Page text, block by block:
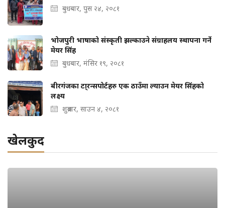
बुधबार, पुस २४, २०८१
भोजपुरी भाषाको संस्कृती झल्काउने संग्राहलय स्थापना गर्ने
मेयर सिंह
बुधबार, मंसिर १९, २०८१
बीरगंजका टा्रन्सपोर्टहरु एक ठाउँमा ल्याउन मेयर सिंहको
लक्ष्य
शुक्रबार, साउन ४, २०८१
खेलकुद